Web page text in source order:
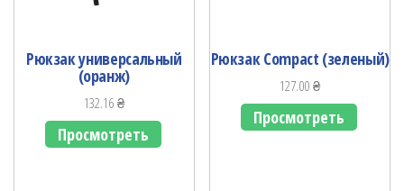
Рюкзак универсальный
(оранж)
132.16₴
Просмотреть
Рюкзак Compact (зеленый)
127.00₴
Просмотреть